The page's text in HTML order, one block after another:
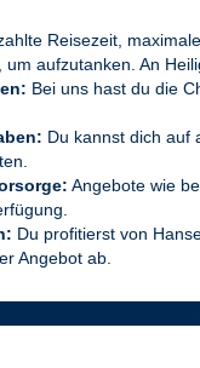
Reisezeit,
um aufzutanken. An
Bei uns hast du die
Du kannst dich auf
Angebote wie
Du profitierst von
Angebot ab.